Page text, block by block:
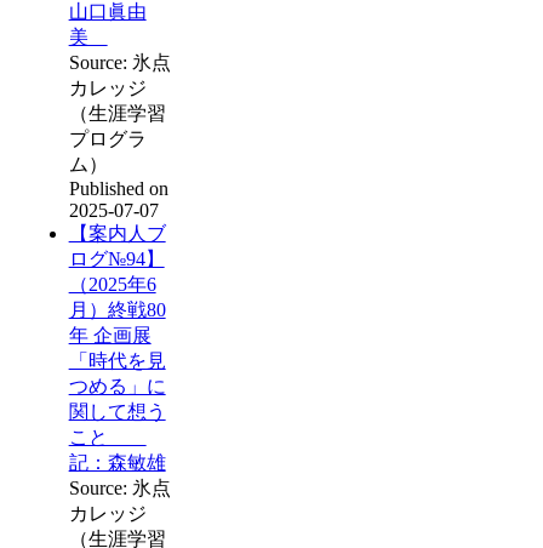
山口眞由
美
Source: 氷点
カレッジ
（生涯学習
プログラ
ム）
Published on
2025-07-07
【案内人ブ
ログ№94】
（2025年6
月）終戦80
年 企画展
「時代を見
つめる」に
関して想う
こと
記：森敏雄
Source: 氷点
カレッジ
（生涯学習